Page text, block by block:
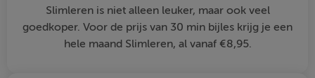
Slimleren is niet alleen leuker, maar ook veel
goedkoper. Voor de prijs van 30 min bijles krijg je een
hele maand Slimleren, al vanaf €8,95.